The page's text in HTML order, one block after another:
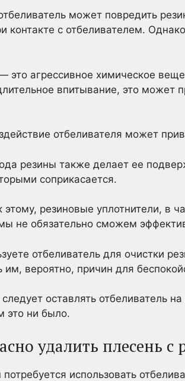
может повредить
контакте с отбеливателем.
это агрессивное химическое
впитывание, это может
отбеливателя может
резины также делает ее
соприкасается.
этому, резиновые уплотнители, в
не обязательно сможем
отбеливатель для очистки
им, вероятно, причин для
оставлять отбеливатель
это ни было.
удалить плесень
использовать